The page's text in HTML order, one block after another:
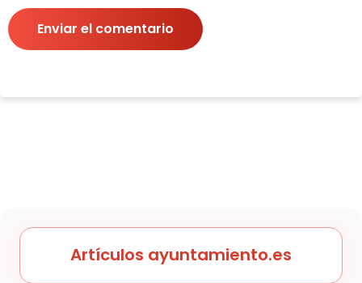
Enviar el comentario
Artículos ayuntamiento.es